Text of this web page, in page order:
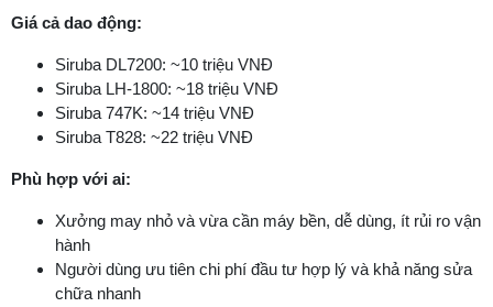
Giá cả dao động:
Siruba DL7200: ~10 triệu VNĐ
Siruba LH-1800: ~18 triệu VNĐ
Siruba 747K: ~14 triệu VNĐ
Siruba T828: ~22 triệu VNĐ
Phù hợp với ai:
Xưởng may nhỏ và vừa cần máy bền, dễ dùng, ít rủi ro vận
hành
Người dùng ưu tiên chi phí đầu tư hợp lý và khả năng sửa
chữa nhanh